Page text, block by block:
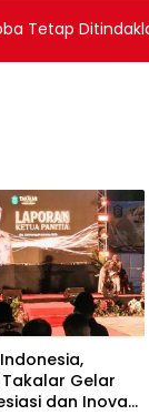
Tetap
Gelar
dan Inovasi